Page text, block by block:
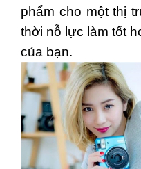
phẩm cho một thị
thời nỗ lực làm tốt
của bạn.